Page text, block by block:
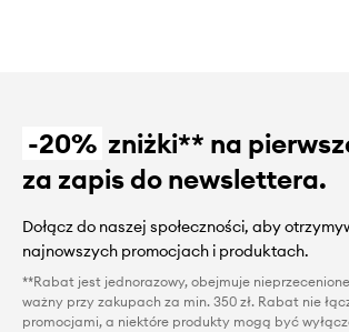
-20% zniżki** na
za zapis do newslettera.
Dołącz do naszej społeczności, aby
najnowszych promocjach i produktach.
**Rabat jest jednorazowy, obejmuje
ważny przy zakupach za min. 350 zł. Rabat nie
promocjami, a niektóre produkty mogą być